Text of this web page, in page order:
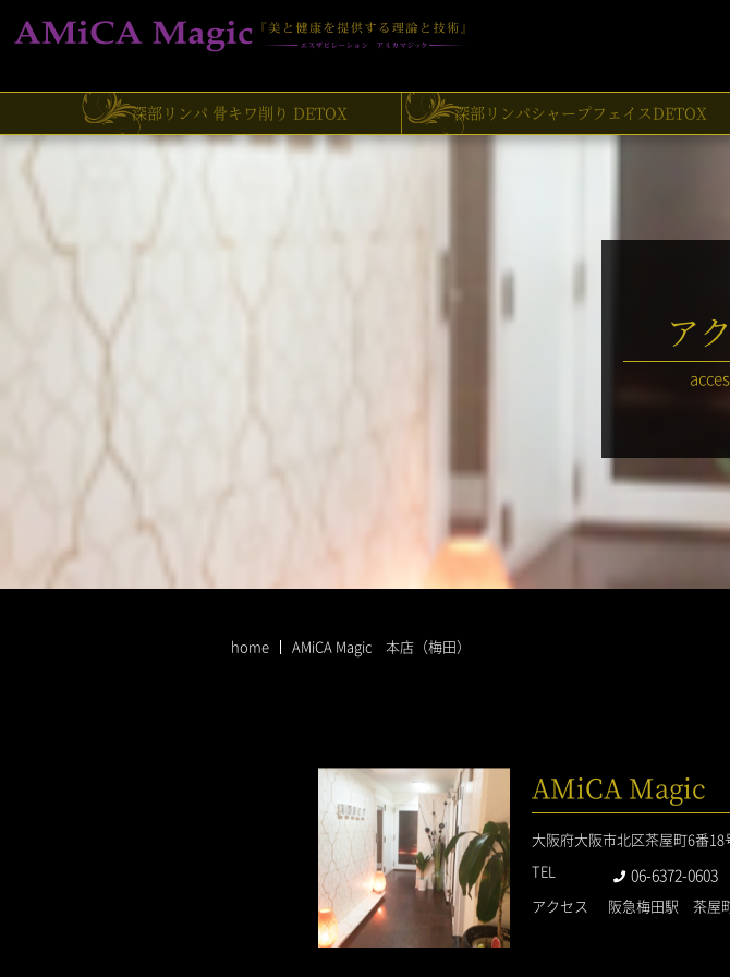
深部リンパ 骨キワ削り DETOX 深部リンパシャープフェイスDETOX
ア
home AMiCA Magic 本店（梅田）
AMiCA Magic
大阪府大阪市北区茶屋町6番
TEL 06-6372-0603
アクセス 阪急梅田駅 茶屋